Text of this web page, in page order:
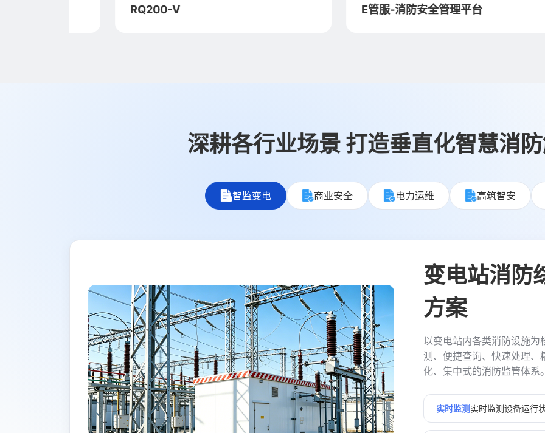
RQ200-V
E管服-消防安全管理平台
深耕各行业场景 打造垂直化智慧消
智监变电 商业安全 电力运维 高筑智安
变电站消防
方案
以变电站内各类消防设施
测、便捷查询、快速处理
化、集中式的消防监管体系
实时监测实时监测设备运行